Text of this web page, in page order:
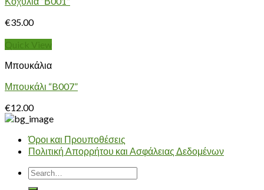
€35.00
Quick View
Μπουκάλια
Μπουκάλι “B007”
€12.00
Όροι και Προυποθέσεις
Πολιτική Απορρήτου και Ασφάλειας Δεδομένων
Search
for: